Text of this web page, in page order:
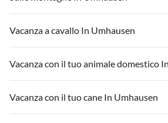
Vacanza a cavallo In Umhausen
Vacanza con il tuo animale domestico
Vacanza con il tuo cane In Umhausen